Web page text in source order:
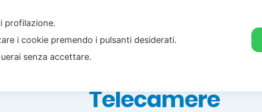
Download
Telecamere
profilazione.
i cookie premendo i pulsanti desiderati.
senza accettare.